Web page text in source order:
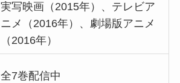
実写映画（2015年）、テレビア
ニメ（2016年）、劇場版アニメ
（2016年）
全7巻配信中